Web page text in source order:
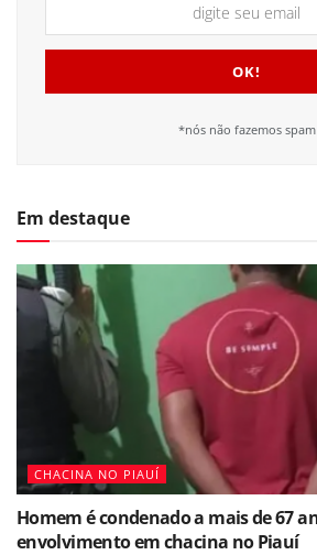
*nós não fazemos spam
Em destaque
CHACINA NO PIAUÍ
Homem é condenado a mais de 67
envolvimento em chacina no Piauí